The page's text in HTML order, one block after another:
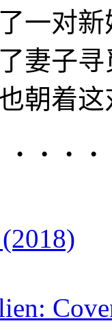
一对
妻子
朝着
· · · ·